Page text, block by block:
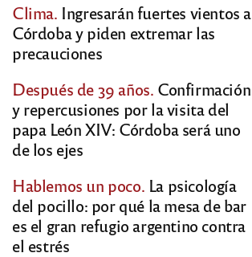
Clima. Ingresarán fuertes vientos a
Córdoba y piden extremar las
precauciones
Después de 39 años. Confirmación
y repercusiones por la visita del
papa León XIV: Córdoba será uno
de los ejes
Hablemos un poco. La psicología
del pocillo: por qué la mesa de bar
es el gran refugio argentino contra
el estrés